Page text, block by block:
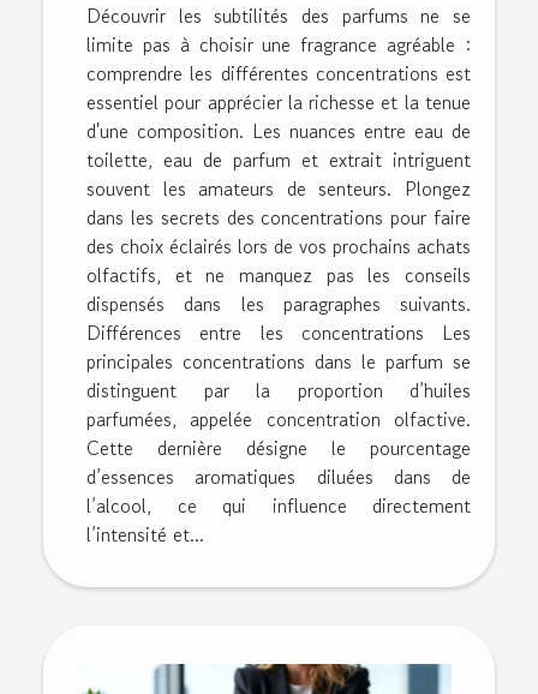
Découvrir les subtilités des parfums ne se
limite pas à choisir une fragrance agréable :
comprendre les différentes concentrations est
essentiel pour apprécier la richesse et la tenue
d'une composition. Les nuances entre eau de
toilette, eau de parfum et extrait intriguent
souvent les amateurs de senteurs. Plongez
dans les secrets des concentrations pour faire
des choix éclairés lors de vos prochains achats
olfactifs, et ne manquez pas les conseils
dispensés dans les paragraphes suivants.
Différences entre les concentrations Les
principales concentrations dans le parfum se
distinguent par la proportion d’huiles
parfumées, appelée concentration olfactive.
Cette dernière désigne le pourcentage
d’essences aromatiques diluées dans de
l’alcool, ce qui influence directement
l’intensité et...